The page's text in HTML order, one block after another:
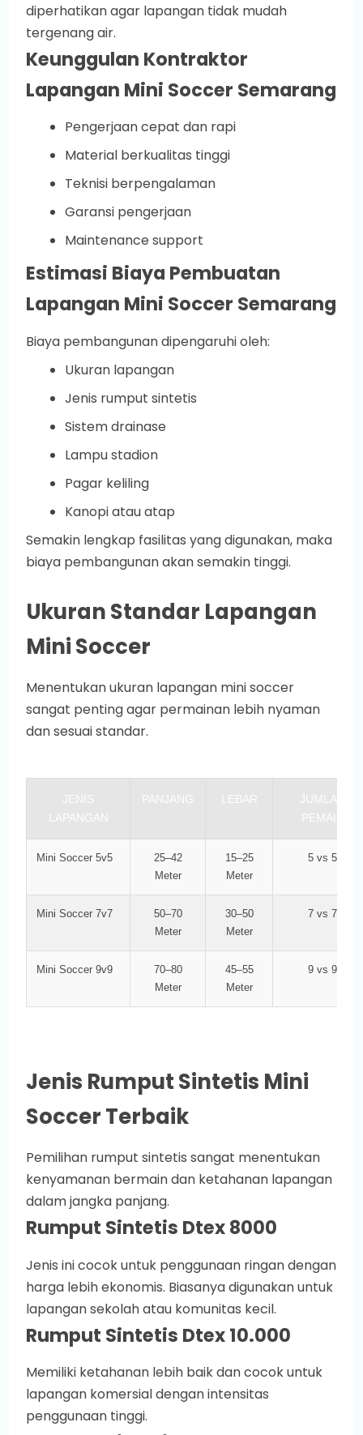
diperhatikan agar lapangan tidak mudah
tergenang air.
Keunggulan Kontraktor
Lapangan Mini Soccer Semarang
Pengerjaan cepat dan rapi
Material berkualitas tinggi
Teknisi berpengalaman
Garansi pengerjaan
Maintenance support
Estimasi Biaya Pembuatan
Lapangan Mini Soccer Semarang
Biaya pembangunan dipengaruhi oleh:
Ukuran lapangan
Jenis rumput sintetis
Sistem drainase
Lampu stadion
Pagar keliling
Kanopi atau atap
Semakin lengkap fasilitas yang digunakan, maka
biaya pembangunan akan semakin tinggi.
Ukuran Standar Lapangan
Mini Soccer
Menentukan ukuran lapangan mini soccer
sangat penting agar permainan lebih nyaman
dan sesuai standar.
JENIS
LAPANGAN
PANJANG LEBAR
JUMLAH
PEMAIN
Mini Soccer 5v5
25–42
Meter
15–25
Meter
5 vs 5
Mini Soccer 7v7
50–70
Meter
30–50
Meter
7 vs 7
Mini Soccer 9v9
70–80
Meter
45–55
Meter
9 vs 9
Jenis Rumput Sintetis Mini
Soccer Terbaik
Pemilihan rumput sintetis sangat menentukan
kenyamanan bermain dan ketahanan lapangan
dalam jangka panjang.
Rumput Sintetis Dtex 8000
Jenis ini cocok untuk penggunaan ringan dengan
harga lebih ekonomis. Biasanya digunakan untuk
lapangan sekolah atau komunitas kecil.
Rumput Sintetis Dtex 10.000
Memiliki ketahanan lebih baik dan cocok untuk
lapangan komersial dengan intensitas
penggunaan tinggi.